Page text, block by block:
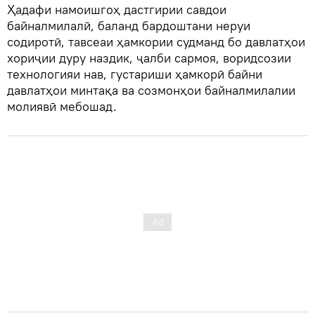
Ҳадафи намоишгоҳ дастгирии савдои
байналмилалӣ, баланд бардоштани неруи
содиротӣ, тавсеаи ҳамкории судманд бо давлатҳои
хориҷии дуру наздик, ҷалби сармоя, воридсозии
технологияи нав, густариши ҳамкорӣ байни
давлатҳои минтақа ва созмонҳои байналмилалии
молиявӣ мебошад.